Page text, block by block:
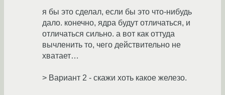
я бы это сделал, если бы это что-нибудь
дало. конечно, ядра будут отличаться, и
отличаться сильно. а вот как оттуда
вычленить то, чего действительно не
хватает…
> Вариант 2 - скажи хоть какое железо.